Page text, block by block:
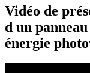
Vidéo de
d un
énergie